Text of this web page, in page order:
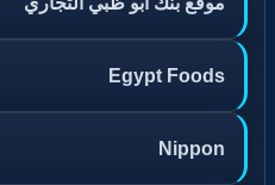
Egypt Foods
Nippon